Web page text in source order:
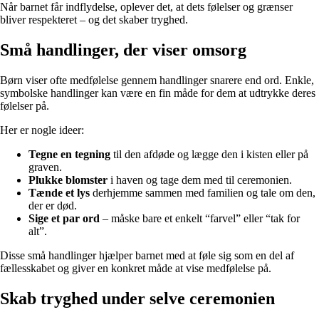
Når barnet får indflydelse, oplever det, at dets følelser og grænser
bliver respekteret – og det skaber tryghed.
Små handlinger, der viser omsorg
Børn viser ofte medfølelse gennem handlinger snarere end ord. Enkle,
symbolske handlinger kan være en fin måde for dem at udtrykke deres
følelser på.
Her er nogle ideer:
Tegne en tegning til den afdøde og lægge den i kisten eller på
graven.
Plukke blomster i haven og tage dem med til ceremonien.
Tænde et lys derhjemme sammen med familien og tale om den,
der er død.
Sige et par ord – måske bare et enkelt “farvel” eller “tak for
alt”.
Disse små handlinger hjælper barnet med at føle sig som en del af
fællesskabet og giver en konkret måde at vise medfølelse på.
Skab tryghed under selve ceremonien